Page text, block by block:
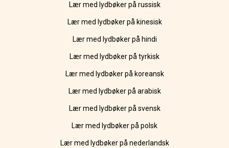
Lær med lydbøker på russisk
Lær med lydbøker på kinesisk
Lær med lydbøker på hindi
Lær med lydbøker på tyrkisk
Lær med lydbøker på koreansk
Lær med lydbøker på arabisk
Lær med lydbøker på svensk
Lær med lydbøker på polsk
Lær med lydbøker på nederlandsk